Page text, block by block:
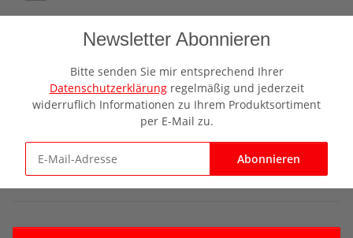
Newsletter Abonnieren
Bitte senden Sie mir entsprechend Ihrer
Datenschutzerklärungregelmäßig und jederzeit
widerruflich Informationen zu Ihrem Produktsortiment
per E-Mail zu.
Abonnieren